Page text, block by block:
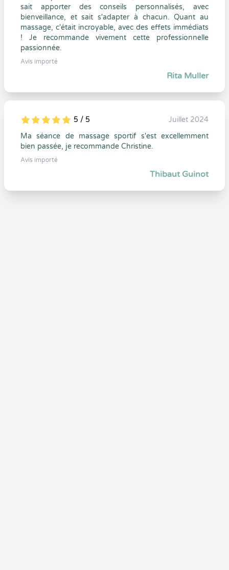
sait apporter des conseils personnalisés, avec
bienveillance, et sait s'adapter à chacun. Quant au
massage, c'était incroyable, avec des effets immédiats
! Je recommande vivement cette professionnelle
passionnée.
Avis importé
Rita Muller
5
1
5
0 5 / 5
Juillet 2024
Ma séance de massage sportif s'est excellemment
bien passée, je recommande Christine.
Avis importé
Thibaut Guinot